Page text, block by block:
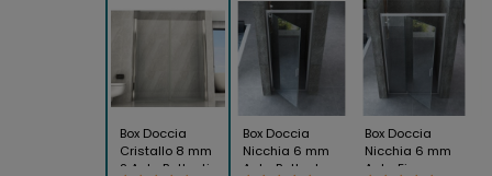
Box Doccia
Cristallo 8 mm
2 Ante Battenti
Box Doccia
Nicchia 6 mm
Anta Battente
Box Doccia
Nicchia 6 mm
Anta Fissa